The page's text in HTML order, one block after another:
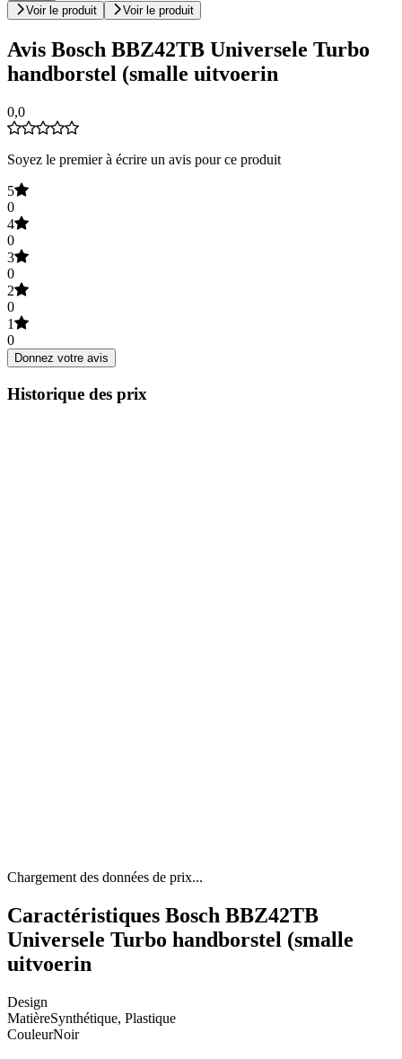
Voir le produit
Voir le produit
Avis Bosch BBZ42TB Universele Turbo
handborstel (smalle uitvoerin
0,0
Soyez le premier à écrire un avis pour ce produit
5
0
4
0
3
0
2
0
1
0
Donnez votre avis
Historique des prix
Chargement des données de prix...
Caractéristiques Bosch BBZ42TB
Universele Turbo handborstel (smalle
uitvoerin
Design
MatièreSynthétique, Plastique
CouleurNoir